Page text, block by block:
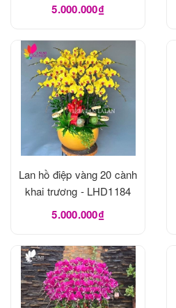
5.000.000₫
Lan hồ điệp vàng 20 cành
khai trương - LHD1184
5.000.000₫